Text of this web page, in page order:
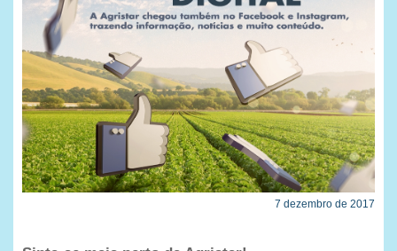
7 dezembro de 2017